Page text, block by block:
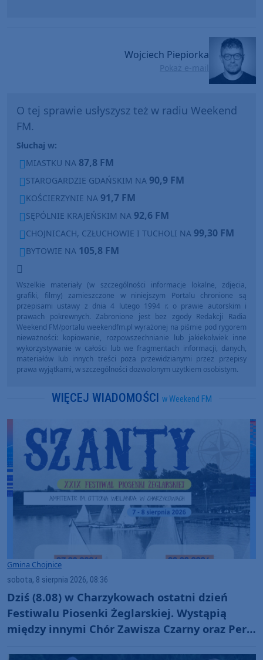
Wojciech Piepiorka
Pokaż e-mail
O tej sprawie usłyszysz też w radiu Weekend
FM.
Słuchaj w:
MIASTKU NA 87,8 FM
STAROGARDZIE GDAŃSKIM NA 90,9 FM
KOŚCIERZYNIE NA 91,7 FM
SĘPÓLNIE KRAJEŃSKIM NA 92,6 FM
CHOJNICACH, CZŁUCHOWIE I TUCHOLI NA 99,30 FM
BYTOWIE NA 105,8 FM
Wszelkie materiały (w szczególności informacje lokalne, zdjęcia,
grafiki, filmy) zamieszczone w niniejszym Portalu chronione są
przepisami ustawy z dnia 4 lutego 1994 r. o prawie autorskim i
prawach pokrewnych. Zabronione jest bez zgody Redakcji Radia
Weekend FM/portalu weekendfm.pl wyrażonej na piśmie pod rygorem
nieważności: kopiowanie, rozpowszechnianie lub jakiekolwiek inne
wykorzystywanie w całości lub we fragmentach informacji, danych,
materiałów lub innych treści poza przewidzianymi przez przepisy
prawa wyjątkami, w szczególności dozwolonym użytkiem osobistym.
WIĘCEJ WIADOMOŚCI w Weekend FM
Gmina Chojnice
sobota, 8 sierpnia 2026, 08:36
Dziś (8.08) w Charzykowach ostatni dzień
Festiwalu Piosenki Żeglarskiej. Wystąpią
między innymi Chór Zawisza Czarny oraz Perły